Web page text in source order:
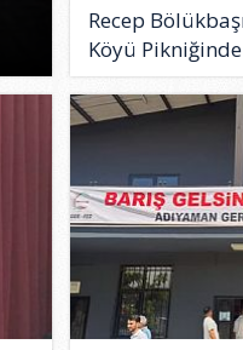
Recep
Köyü